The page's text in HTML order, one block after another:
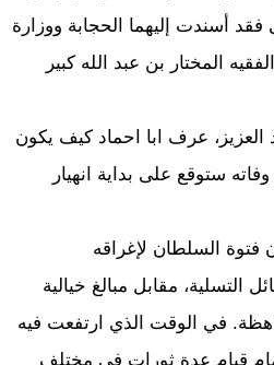
أسندت إليهما الحجابة ووزارة
المختار بن عبد الله كبير
عرف ابا احماد كيف يكون
ستوقع على بداية انهيار
فتوة السلطان لإغراقه
التسلية، مقابل مبالغ خيالية
في الوقت الذي ارتفعت فيه
قيام عدة ثورات في مختلف